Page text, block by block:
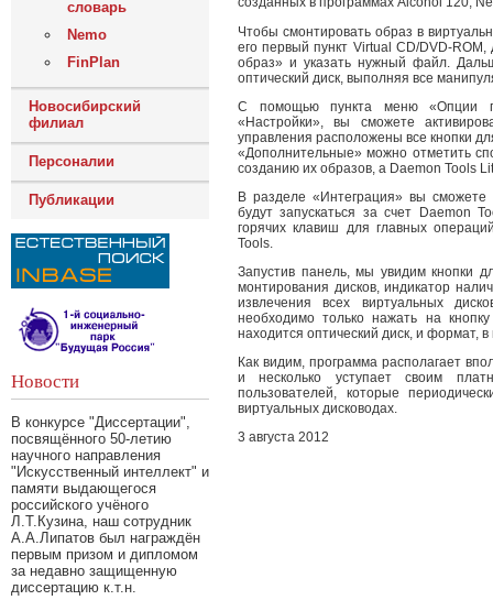
словарь
Nemo
FinPlan
Новосибирский
филиал
Персоналии
Публикации
Новости
В конкурсе "Диссертации",
посвящённого 50-летию
научного направления
"Искусственный интеллект" и
памяти выдающегося
российского учёного
Л.Т.Кузина, наш сотрудник
А.А.Липатов был награждён
первым призом и дипломом
за недавно защищенную
диссертацию к.т.н.
Чтобы смонтировать образ в
его первый пункт Virtual CD/DVD-
образ» и указать нужный файл.
оптический диск, выполняя все
С помощью пункта меню «Опции
«Настройки», вы сможете
управления расположены все кнопки
«Дополнительные» можно отметить
созданию их образов, а Daemon Tools
В разделе «Интеграция» вы
будут запускаться за счет Daemon
горячих клавиш для главных
Tools.
Запустив панель, мы увидим кнопки
монтирования дисков, индикатор
извлечения всех виртуальных
необходимо только нажать на
находится оптический диск, и формат,
Как видим, программа располагает
и несколько уступает своим
пользователей, которые
виртуальных дисководах.
3 августа 2012